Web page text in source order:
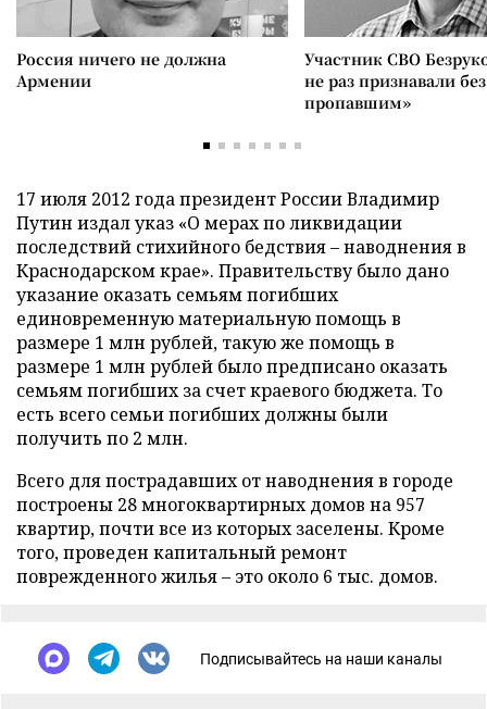
Россия ничего не должна
Армении
Участник СВО
не раз признавали
пропавшим»
17 июля 2012 года президент России Владимир
Путин издал указ «О мерах по ликвидации
последствий стихийного бедствия – наводнения в
Краснодарском крае». Правительству было дано
указание оказать семьям погибших
единовременную материальную помощь в
размере 1 млн рублей, такую же помощь в
размере 1 млн рублей было предписано оказать
семьям погибших за счет краевого бюджета. То
есть всего семьи погибших должны были
получить по 2 млн.
Всего для пострадавших от наводнения в городе
построены 28 многоквартирных домов на 957
квартир, почти все из которых заселены. Кроме
того, проведен капитальный ремонт
поврежденного жилья – это около 6 тыс. домов.
Подписывайтесь на наши каналы